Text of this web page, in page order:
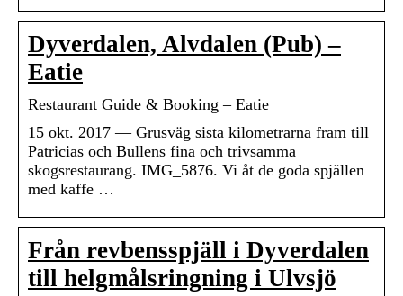
Dyverdalen, Alvdalen (Pub) –
Eatie
Restaurant Guide & Booking – Eatie
15 okt. 2017 — Grusväg sista kilometrarna fram till
Patricias och Bullens fina och trivsamma
skogsrestaurang. IMG_5876. Vi åt de goda spjällen
med kaffe …
Från revbensspjäll i Dyverdalen
till helgmålsringning i Ulvsjö